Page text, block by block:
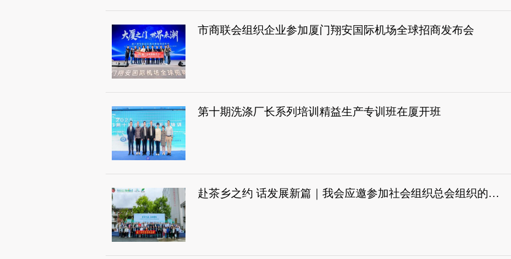
市商联会组织企业参加厦门翔安国际机场全球招商发布会
第十期洗涤厂长系列培训精益生产专训班在厦开班
赴茶乡之约 话发展新篇｜我会应邀参加社会组织总会组织的安溪研修交流活动